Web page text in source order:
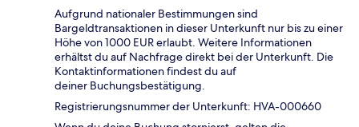
Aufgrund nationaler Bestimmungen sind
Bargeldtransaktionen in dieser Unterkunft nur bis zu einer
Höhe von 1000 EUR erlaubt. Weitere Informationen
erhältst du auf Nachfrage direkt bei der Unterkunft. Die
Kontaktinformationen findest du auf
deiner Buchungsbestätigung.
Registrierungsnummer der Unterkunft: HVA-000660